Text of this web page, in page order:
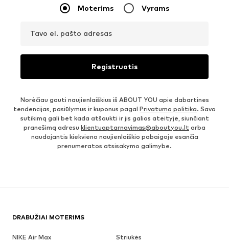
Moterims Vyrams
Tavo el. pašto adresas
Registruotis
Norėčiau gauti naujienlaiškius iš ABOUT YOU apie dabartines
tendencijas, pasiūlymus ir kuponus pagal Privatumo politika. Savo
sutikimą gali bet kada atšaukti ir jis galios ateityje, siunčiant
pranešimą adresu klientuaptarnavimas@aboutyou.lt arba
naudojantis kiekvieno naujienlaiškio pabaigoje esančia
prenumeratos atsisakymo galimybe.
DRABUŽIAI MOTERIMS
NIKE Air Max
Striukės